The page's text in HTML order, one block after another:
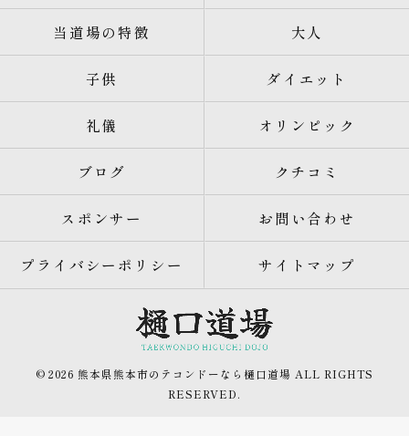
当道場の特徴 大人
子供 ダイエット
礼儀 オリンピック
ブログ クチコミ
スポンサー お問い合わせ
プライバシーポリシー サイトマップ
© 2026 熊本県熊本市のテコンドーなら樋口道場 ALL RIGHTS
RESERVED.